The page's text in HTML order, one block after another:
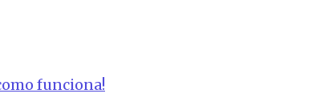
funciona!